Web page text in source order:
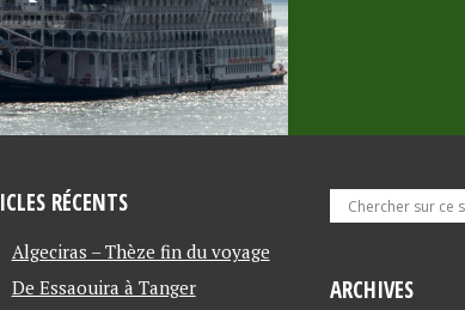
RÉCENTS
Algeciras – Thèze fin du voyage
De Essaouira à Tanger
ARCHIVES